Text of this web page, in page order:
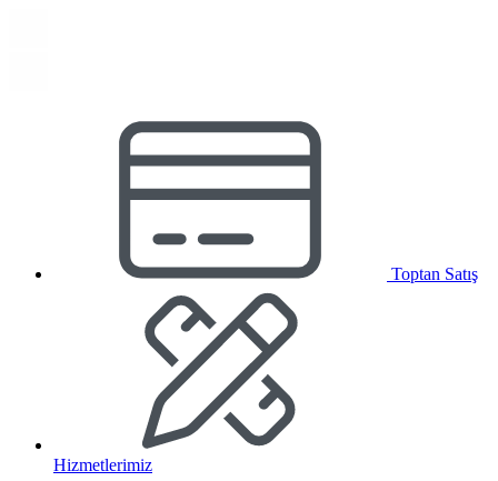
Toptan Satış
Hizmetlerimiz